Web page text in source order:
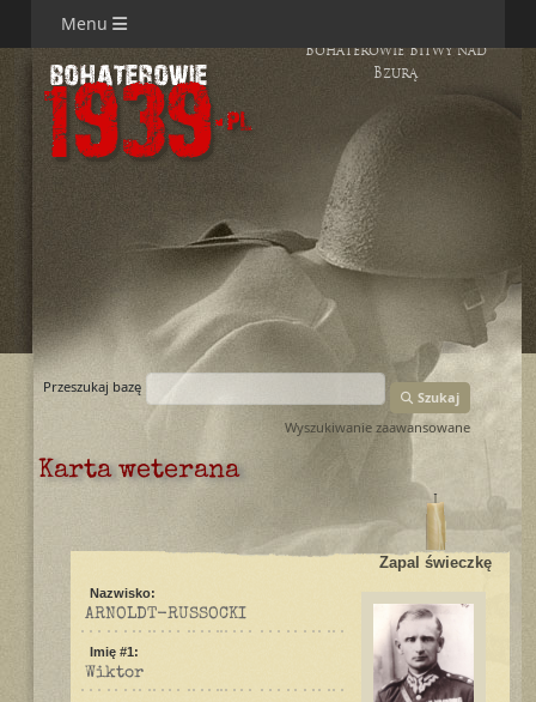
Menu
Bohaterowie Bitwy nad
Bzurą
Przeszukaj bazę
Szukaj
Wyszukiwanie zaawansowane
Karta weterana
Zapal świeczkę
Nazwisko:
ARNOLDT-RUSSOCKI
Imię #1:
Wiktor